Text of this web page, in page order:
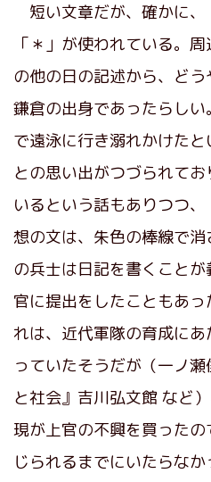
短い文章だが、確かに
「＊」が使われている。
の他の日の記述から、ど
鎌倉の出身であったらし
で遠泳に行き溺れかけた
との思い出がつづられて
いるという話もありつつ
想の文は、朱色の棒線で
の兵士は日記を書くこと
官に提出をしたこともあ
れは、近代軍隊の育成に
っていたそうだが（一ノ
と社会』吉川弘文館 など
現が上官の不興を買った
じられるまでにいたらな